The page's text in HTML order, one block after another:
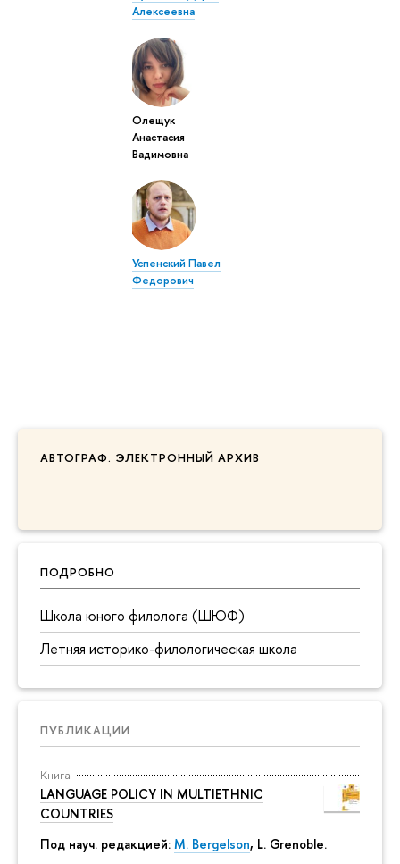
АВТОГРАФ. ЭЛЕКТРОННЫЙ АРХИВ
ПОДРОБНО
Школа юного филолога (ШЮФ)
Летняя историко-филологическая школа
ПУБЛИКАЦИИ
Книга
LANGUAGE POLICY IN MULTIETHNIC
COUNTRIES
Под науч. редакцией: M. Bergelson, L. Grenoble.
Алексеевна
Олещук
Анастасия
Вадимовна
Успенский Павел
Федорович